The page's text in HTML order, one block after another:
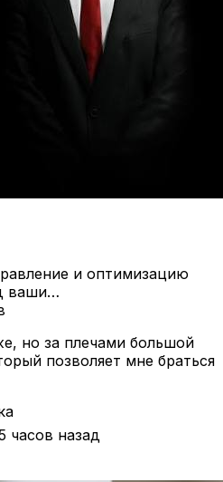
и оптимизацию
ваши…
но за плечами большой
позволяет мне браться
часов назад